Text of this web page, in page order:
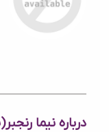
نیما
اینوتی
نیما رنجبر
نیما